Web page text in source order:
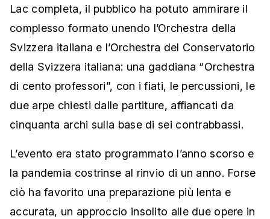
Lac completa, il pubblico ha potuto ammirare il
complesso formato unendo l’Orchestra della
Svizzera italiana e l’Orchestra del Conservatorio
della Svizzera italiana: una gaddiana “Orchestra
di cento professori”, con i fiati, le percussioni, le
due arpe chiesti dalle partiture, affiancati da
cinquanta archi sulla base di sei contrabbassi.
L’evento era stato programmato l’anno scorso e
la pandemia costrinse al rinvio di un anno. Forse
ciò ha favorito una preparazione più lenta e
accurata, un approccio insolito alle due opere in